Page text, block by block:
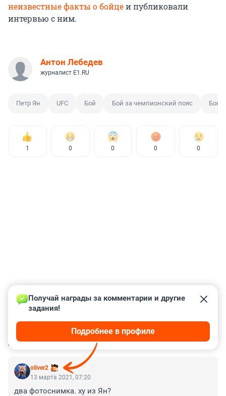
неизвестные факты о бойцеи публиковали
интервью с ним.
Антон Лебедев
журналист E1.RU
Петр Ян UFC Бой Бой за чемпионский пояс Бокс
1 0 0 0 0
КОММЕНТАРИИ 24
oliver2
Получай награды за комментарии и другие
задания!
Подробнее в профиле
13 марта 2021, 07:20
два фотоснимка. ху из Ян?